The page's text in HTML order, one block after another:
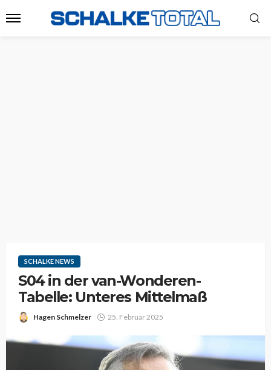
SCHALKE NEWS
S04 in der van-Wonderen-
Tabelle: Unteres Mittelmaß
Hagen Schmelzer 25. Februar 2025